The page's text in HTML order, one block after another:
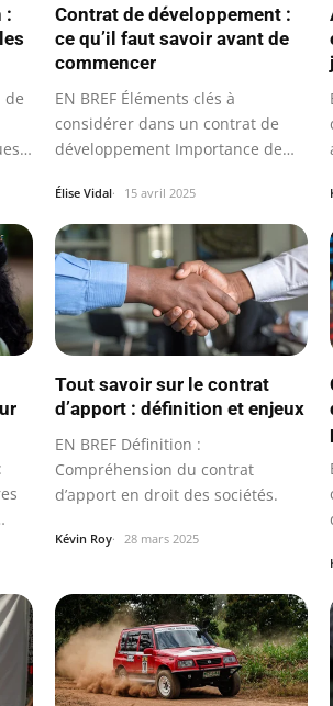
:
de
Contrat de développement :
ce qu’il faut savoir avant de
commencer
EN BREF Éléments clés à
considérer dans un contrat de
développement Importance de
Élise Vidal 15 avril 2025
Tout savoir sur le contrat
d’apport : définition et enjeux
EN BREF Définition :
Compréhension du contrat
d’apport en droit des sociétés.
Kévin Roy 28 mars 2025